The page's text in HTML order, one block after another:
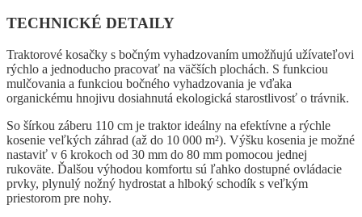
TECHNICKÉ DETAILY
Traktorové kosačky s bočným vyhadzovaním umožňujú užívateľovi
rýchlo a jednoducho pracovať na väčších plochách. S funkciou
mulčovania a funkciou bočného vyhadzovania je vďaka
organickému hnojivu dosiahnutá ekologická starostlivosť o trávnik.
So šírkou záberu 110 cm je traktor ideálny na efektívne a rýchle
kosenie veľkých záhrad (až do 10 000 m²). Výšku kosenia je možné
nastaviť v 6 krokoch od 30 mm do 80 mm pomocou jednej
rukoväte. Ďalšou výhodou komfortu sú ľahko dostupné ovládacie
prvky, plynulý nožný hydrostat a hlboký schodík s veľkým
priestorom pre nohy.